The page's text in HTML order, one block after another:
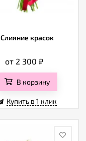
Слияние красок
от 2 300₽
В корзину
Купить в 1 клик